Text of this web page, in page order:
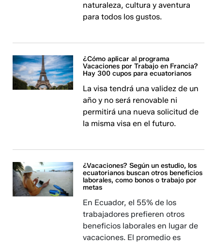
naturaleza, cultura y aventura
para todos los gustos.
¿Cómo aplicar al programa
Vacaciones por Trabajo en Francia?
Hay 300 cupos para ecuatorianos
La visa tendrá una validez de un
año y no será renovable ni
permitirá una nueva solicitud de
la misma visa en el futuro.
¿Vacaciones? Según un estudio, los
ecuatorianos buscan otros beneficios
laborales, como bonos o trabajo por
metas
En Ecuador, el 55% de los
trabajadores prefieren otros
beneficios laborales en lugar de
vacaciones. El promedio es